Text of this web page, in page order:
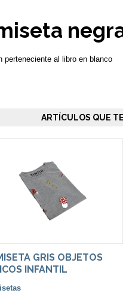
perteneciente al libro en blanco
ARTÍCULOS QUE
GRIS OBJETOS
INFANTIL